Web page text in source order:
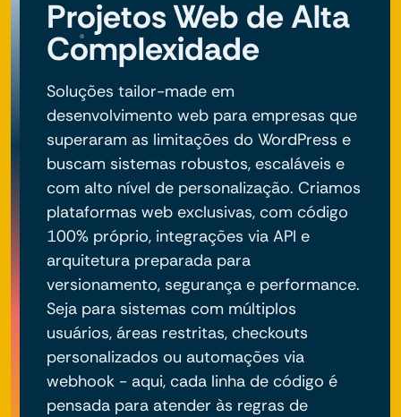
Projetos Web de Alta
Complexidade
Soluções tailor-made em
desenvolvimento web para empresas que
superaram as limitações do WordPress e
buscam sistemas robustos, escaláveis e
com alto nível de personalização. Criamos
plataformas web exclusivas, com código
100% próprio, integrações via API e
arquitetura preparada para
versionamento, segurança e performance.
Seja para sistemas com múltiplos
usuários, áreas restritas, checkouts
personalizados ou automações via
webhook - aqui, cada linha de código é
pensada para atender às regras de